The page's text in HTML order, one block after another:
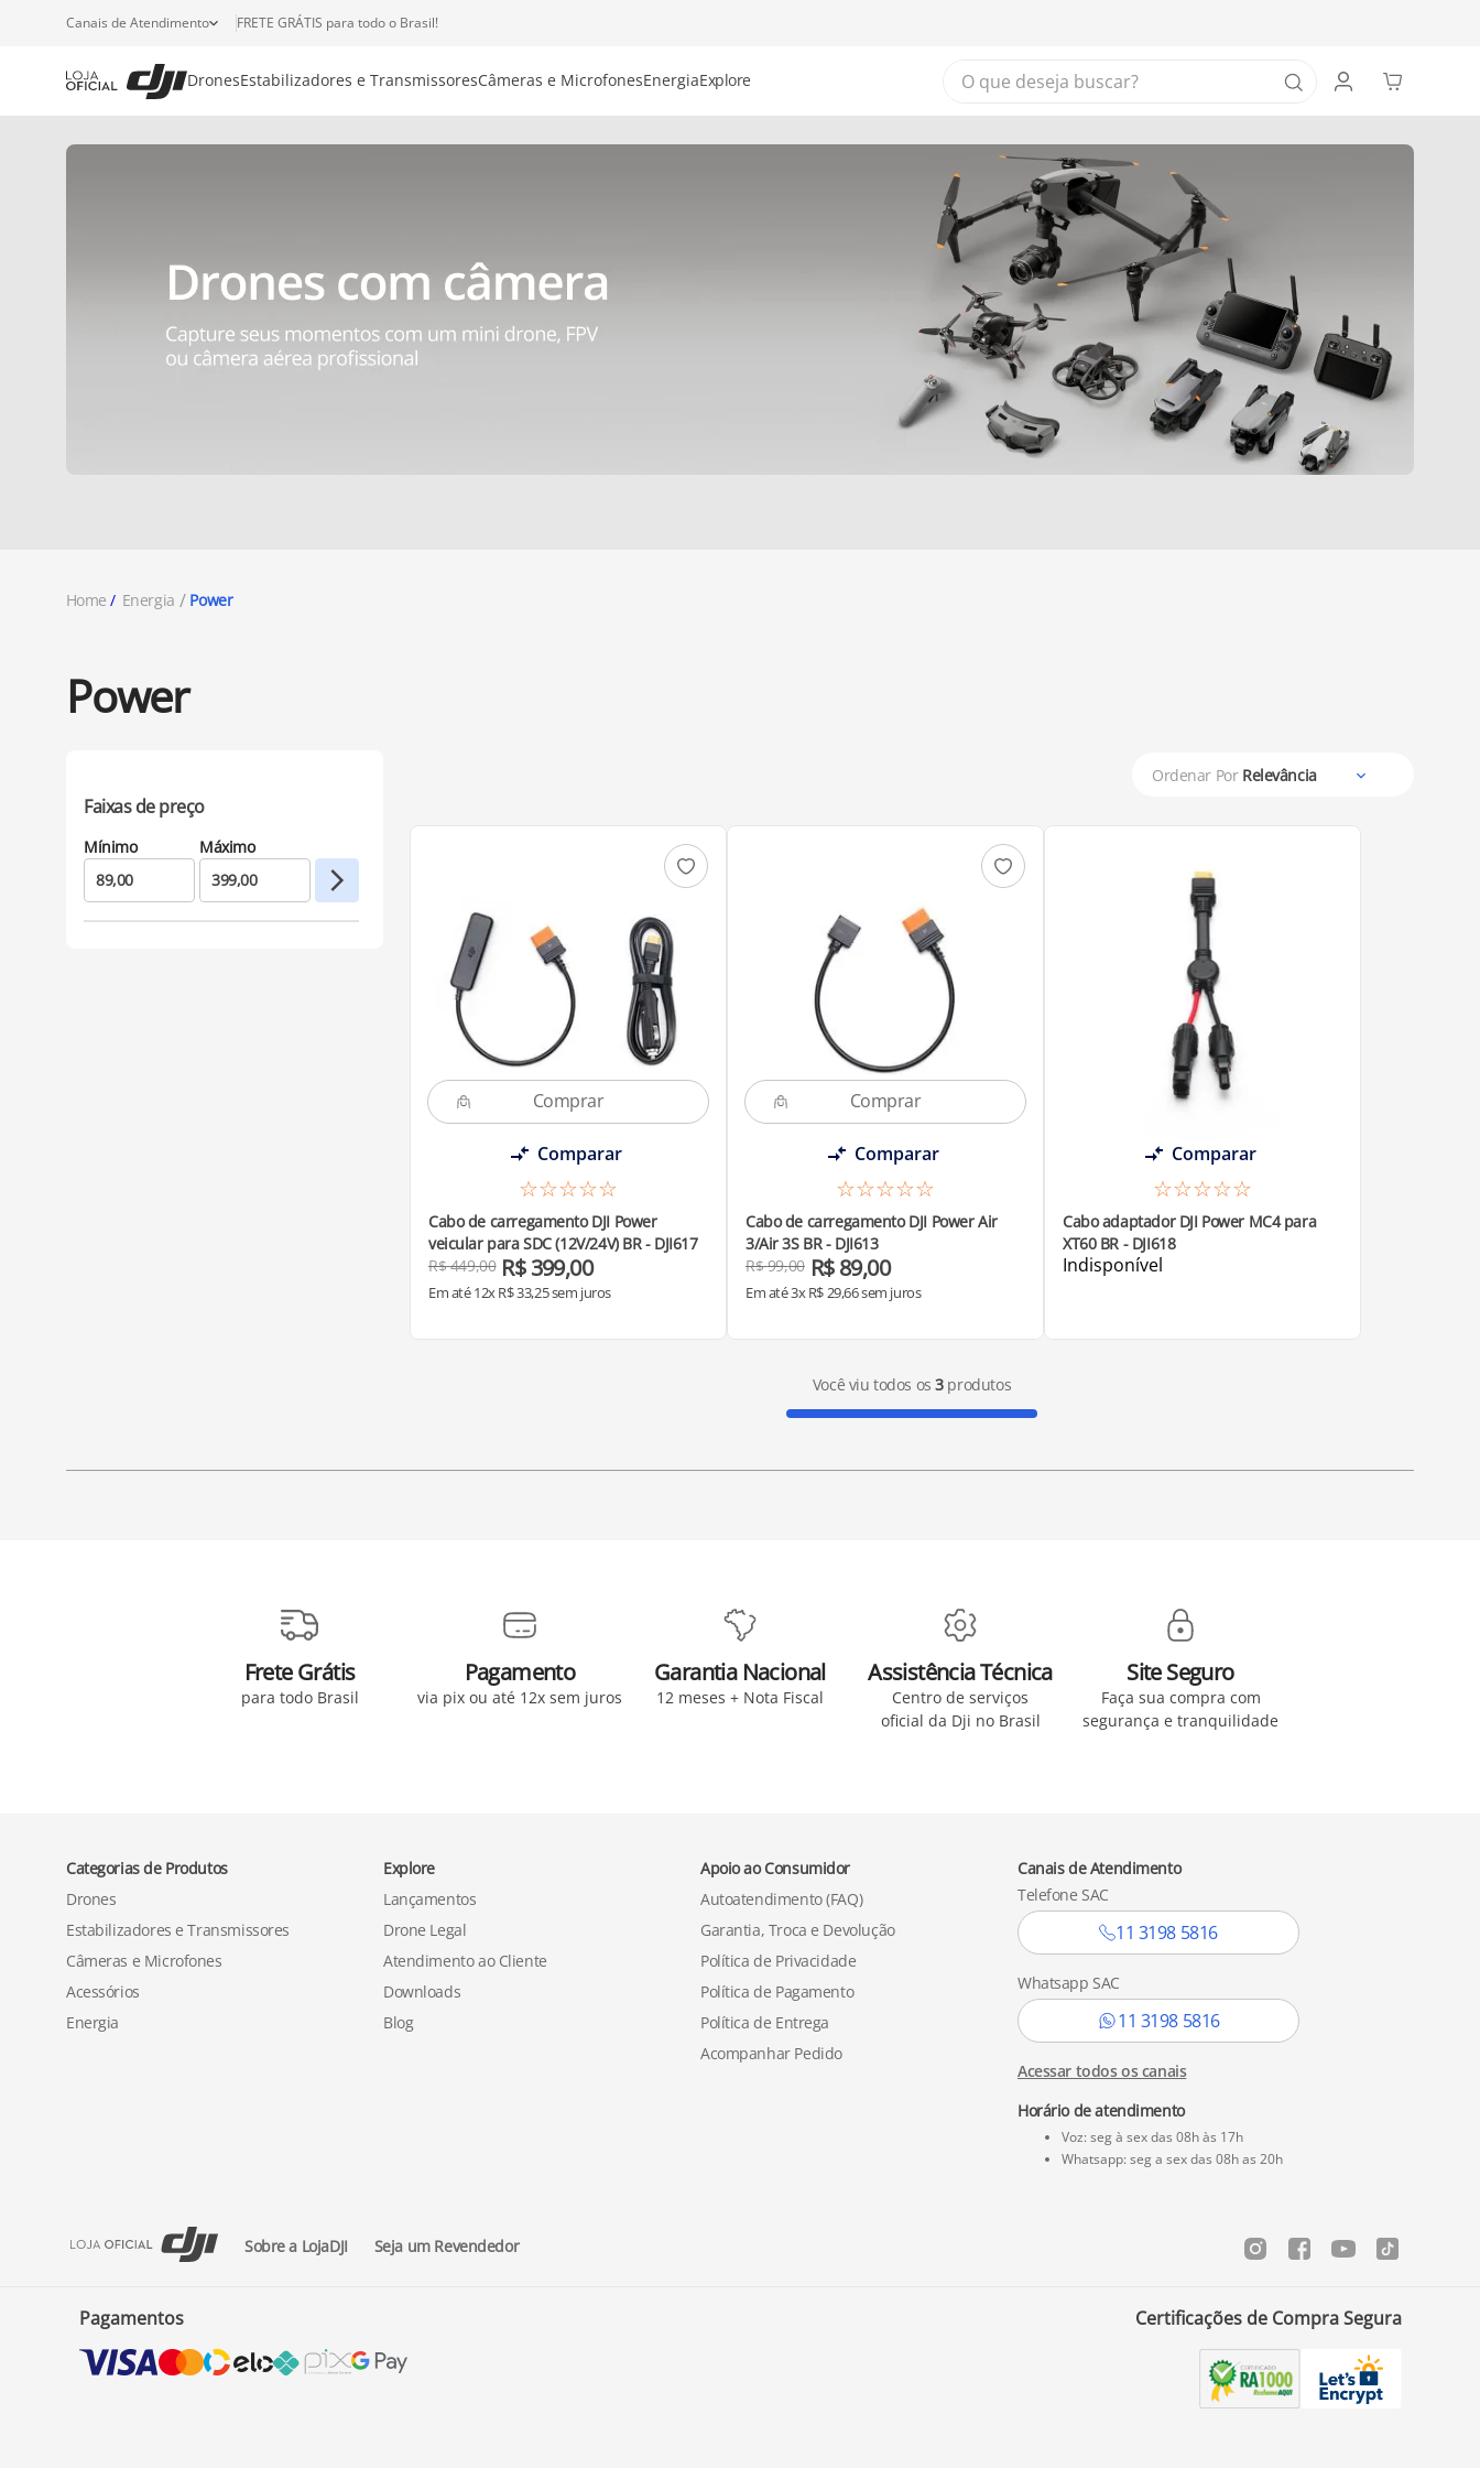
Canais de Atendimento FRETE GRÁTIS para todo o Brasil!
DronesEstabilizadores e TransmissoresCâmeras e MicrofonesEnergiaExplore
O que deseja buscar?
Home Energia Power
Power
Faixas de preço
Ordenar Por Relevância
Comparar
☆☆☆☆☆
Cabo de carregamento DJI Power
veicular para SDC (12V/24V) BR - DJI617
R$449,00 R$ 399,00
Em até12xR$33,25sem juros
Comparar
☆☆☆☆☆
Cabo de carregamento DJI Power Air
3/Air 3S BR - DJI613
R$99,00 R$ 89,00
Em até3xR$ 29,66sem juros
Comparar
☆☆☆☆☆
Cabo adaptador DJI Power MC4 para
XT60 BR - DJI618
Indisponível
Você viu todos os3produtos
Frete Grátis
para todo Brasil
Pagamento
via pix ou até 12x sem juros
Garantia Nacional
12 meses + Nota Fiscal
Assistência Técnica
Centro de serviços
oficial da Dji no Brasil
Site Seguro
Faça sua compra com
segurança e tranquilidade
Categorias de Produtos
Drones
Estabilizadores e Transmissores
Câmeras e Microfones
Acessórios
Energia
Explore
Lançamentos
Drone Legal
Atendimento ao Cliente
Downloads
Blog
Apoio ao Consumidor
Autoatendimento (FAQ)
Garantia, Troca e Devolução
Política de Privacidade
Política de Pagamento
Política de Entrega
Acompanhar Pedido
Canais de Atendimento
Telefone SAC
11 3198 5816
Whatsapp SAC
11 3198 5816
Acessar todos os canais
Horário de atendimento
Voz: seg à sex das 08h às 17h
Whatsapp: seg a sex das 08h as 20h
Sobre a LojaDJI Seja um Revendedor
Pagamentos Certificações de Compra Segura